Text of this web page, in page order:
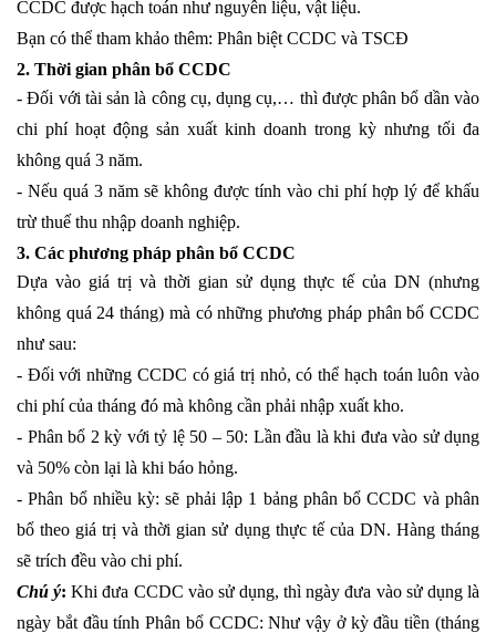
CCDC được hạch toán như nguyên liệu, vật liệu.
Bạn có thể tham khảo thêm: Phân biệt CCDC và TSCĐ
2. Thời gian phân bổ CCDC
- Đối với tài sản là công cụ, dụng cụ,… thì được phân bổ dần vào
chi phí hoạt động sản xuất kinh doanh trong kỳ nhưng tối đa
không quá 3 năm.
- Nếu quá 3 năm sẽ không được tính vào chi phí hợp lý để khấu
trừ thuế thu nhập doanh nghiệp.
3. Các phương pháp phân bổ CCDC
Dựa vào giá trị và thời gian sử dụng thực tế của DN (nhưng
không quá 24 tháng) mà có nhữngphương pháp phân bổ CCDC
như sau:
- Đối với những CCDC có giá trị nhỏ, có thể hạch toán luôn vào
chi phí của tháng đó mà không cần phải nhập xuất kho.
- Phân bổ 2 kỳ với tỷ lệ 50 – 50: Lần đầu là khi đưa vào sử dụng
và 50% còn lại là khi báo hỏng.
- Phân bổ nhiều kỳ: sẽ phải lập 1 bảng phân bổ CCDC và phân
bổ theo giá trị và thời gian sử dụng thực tế của DN. Hàng tháng
sẽ trích đều vào chi phí.
Chú ý: Khi đưa CCDC vào sử dụng, thì ngày đưa vào sử dụng là
ngày bắt đầu tính Phân bổ CCDC: Như vậy ở kỳ đầu tiền (tháng